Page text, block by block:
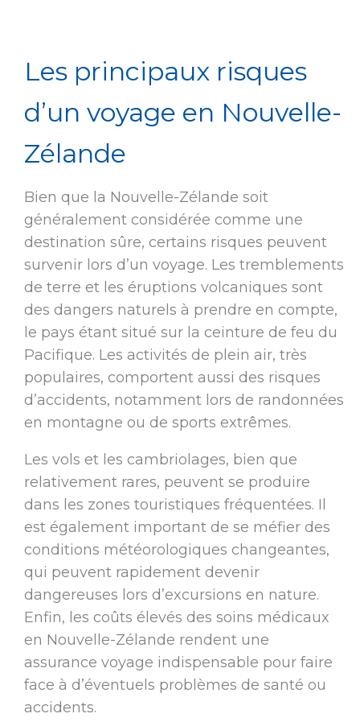
Les principaux risques
d’un voyage en Nouvelle-
Zélande
Bien que la Nouvelle-Zélande soit
généralement considérée comme une
destination sûre, certains risques peuvent
survenir lors d’un voyage. Les tremblements
de terre et les éruptions volcaniques sont
des dangers naturels à prendre en compte,
le pays étant situé sur la ceinture de feu du
Pacifique. Les activités de plein air, très
populaires, comportent aussi des risques
d’accidents, notamment lors de randonnées
en montagne ou de sports extrêmes.
Les vols et les cambriolages, bien que
relativement rares, peuvent se produire
dans les zones touristiques fréquentées. Il
est également important de se méfier des
conditions météorologiques changeantes,
qui peuvent rapidement devenir
dangereuses lors d’excursions en nature.
Enfin, les coûts élevés des soins médicaux
en Nouvelle-Zélande rendent une
assurance voyage indispensable pour faire
face à d’éventuels problèmes de santé ou
accidents.